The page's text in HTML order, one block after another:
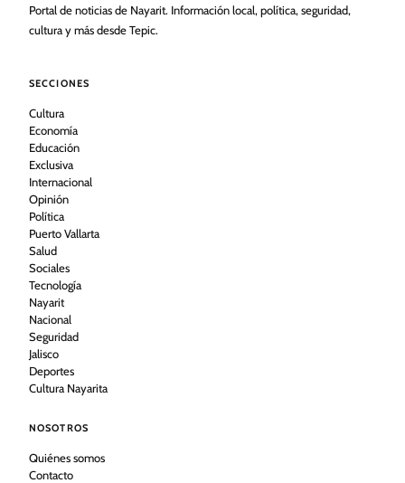
Portal de noticias de Nayarit. Información local, política, seguridad,
cultura y más desde Tepic.
SECCIONES
Cultura
Economía
Educación
Exclusiva
Internacional
Opinión
Política
Puerto Vallarta
Salud
Sociales
Tecnología
Nayarit
Nacional
Seguridad
Jalisco
Deportes
Cultura Nayarita
NOSOTROS
Quiénes somos
Contacto